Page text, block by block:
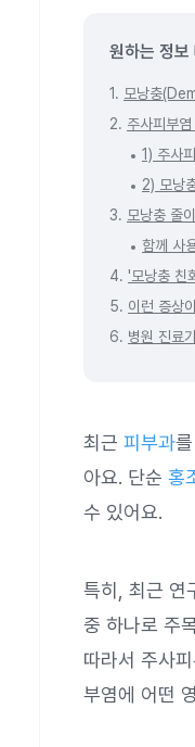
원하는 정보
1. 모낭충
2. 주사피부
1) 주사
2) 모낭
3. 모낭충 줄
함께 사
4. '모낭충 친
5. 이런 증상
6. 병원 진료
최근 피부과
아요. 단순 홍
수 있어요.
특히, 최근 연
중 하나로 주
따라서 주사
부염에 어떤